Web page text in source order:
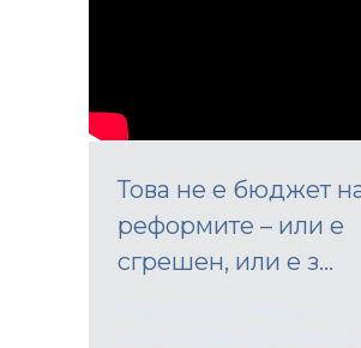
Това не е бюджет
реформите – или е
сгрешен, или е з...